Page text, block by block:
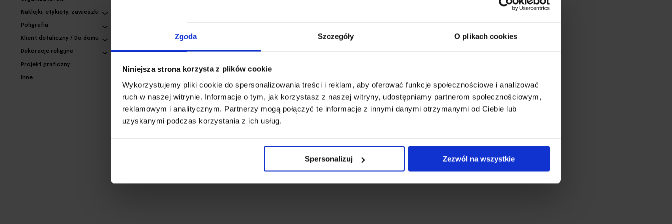
Zgoda Szczegóły O plikach cookies
Niniejsza strona korzysta z plików cookie
Wykorzystujemy pliki cookie do spersonalizowania treści i reklam, aby oferować funkcje społecznościowe i analizować
ruch w naszej witrynie. Informacje o tym, jak korzystasz z naszej witryny, udostępniamy partnerom społecznościowym,
reklamowym i analitycznym. Partnerzy mogą połączyć te informacje z innymi danymi otrzymanymi od Ciebie lub
uzyskanymi podczas korzystania z ich usług.
Spersonalizuj Zezwól na wszystkie
Naklejki, etykiety, zawieszki
Poligrafia
Klient detaliczny / Do domu
Dekoracje religijne
Projekt graficzny
Inne
uszlachetnieniem
87,95 zł